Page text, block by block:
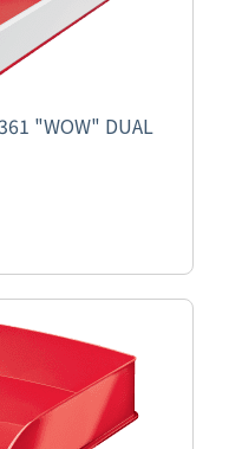
"WOW" DUAL